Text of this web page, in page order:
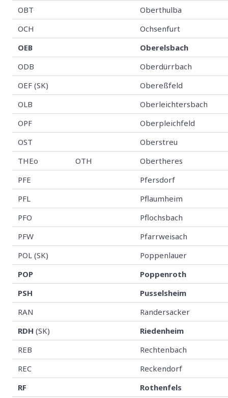
OBT
Oberthulba
OCH
Ochsenfurt
OEB
Oberelsbach
ODB
Oberdürrbach
OEF (SK)
Obereßfeld
OLB
Oberleichtersbach
OPF
Oberpleichfeld
OST
Oberstreu
THEo
OTH
Obertheres
PFE
Pfersdorf
PFL
Pflaumheim
PFO
Pflochsbach
PFW
Pfarrweisach
POL (SK)
Poppenlauer
POP
Poppenroth
PSH
Pusselsheim
RAN
Randersacker
RDH(SK)
Riedenheim
REB
Rechtenbach
REC
Reckendorf
RF
Rothenfels